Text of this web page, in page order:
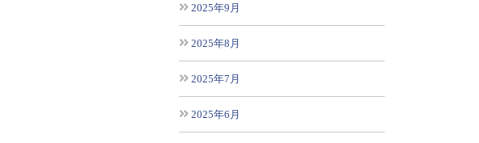
2025年9月
2025年8月
2025年7月
2025年6月